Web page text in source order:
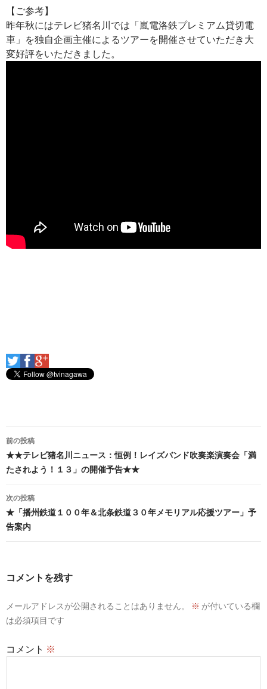
【ご参考】
昨年秋にはテレビ猪名川では「嵐電洛鉄プレミアム貸切電
車」を独自企画主催によるツアーを開催させていただき大
変好評をいただきました。
投
稿
ナ
ビ
ゲ
ー
ョ
ン
前の投稿
★★テレビ猪名川ニュース：恒例！レイズバンド吹奏楽演奏会「満
たされよう！１３」の開催予告★★
次の投稿
★「播州鉄道１００年＆北条鉄道３０年メモリアル応援ツアー」予
告案内
コメントを残す
メールアドレスが公開されることはありません。 ※ が付いている欄
は必須項目です
コメント ※